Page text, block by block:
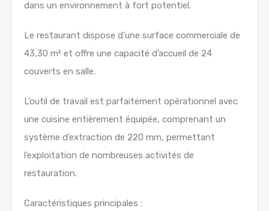
dans un environnement à fort potentiel.
Le restaurant dispose d’une surface commerciale de
43,30 m² et offre une capacité d’accueil de 24
couverts en salle.
L’outil de travail est parfaitement opérationnel avec
une cuisine entièrement équipée, comprenant un
système d’extraction de 220 mm, permettant
l’exploitation de nombreuses activités de
restauration.
Caractéristiques principales :